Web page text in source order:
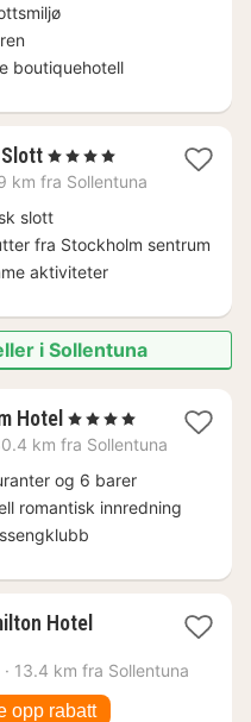
2900
boutiquehotell
1
natt
1170
kr.
, 4 Stjerner
km fra Sollentuna
slott
fra Stockholm sentrum
aktiviteter
i Sollentuna
Hotel 1
natt
1831
kr.
, 4 Stjerner
km fra Sollentuna
og 6 barer
romantisk innredning
Hotel1
fra
kr.
· 13.4 km fra Sollentuna
opp rabatt